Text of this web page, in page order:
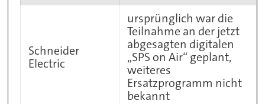
Schneider
Electric
ursprünglich war die
Teilnahme an der jetzt
abgesagten digitalen
„SPS on Air“ geplant,
weiteres
Ersatzprogramm nicht
bekannt